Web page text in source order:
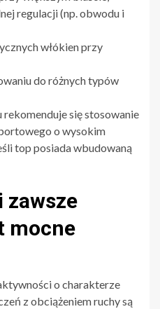
regulacji (np. obwodu i
włókien przy
do różnych typów
się stosowanie
o wysokim
top posiada wbudowaną
zawsze
mocne
o charakterze
z obciążeniem ruchy są